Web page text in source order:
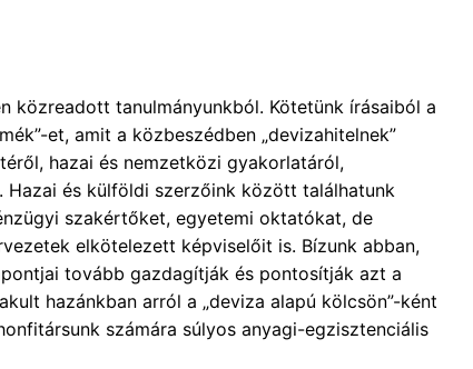
közreadott tanulmányunkból. Kötetünk írásaiból a
et, amit a közbeszédben „devizahitelnek”
hazai és nemzetközi gyakorlatáról,
és külföldi szerzőink között találhatunk
szakértőket, egyetemi oktatókat, de
elkötelezett képviselőit is. Bízunk abban,
tovább gazdagítják és pontosítják azt a
hazánkban arról a „deviza alapú kölcsön”-ként
számára súlyos anyagi-egzisztenciális